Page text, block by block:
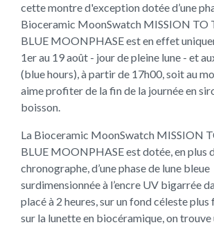
cette montre d'exception dotée d’une
Bioceramic MoonSwatch MISSION TO
BLUE MOONPHASE est en effet
1er au 19 août - jour de pleine lune - et
(blue hours), à partir de 17h00, soit au
aime profiter de la fin de la journée en
boisson.
La Bioceramic MoonSwatch MISSION
BLUE MOONPHASE est dotée, en plus
chronographe, d’une phase de lune bleue
surdimensionnée à l’encre UV bigarrée
placé à 2 heures, sur un fond céleste plus
sur la lunette en biocéramique, on trouve